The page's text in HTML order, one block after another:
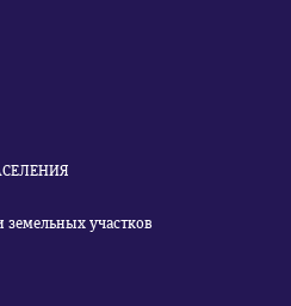
участков